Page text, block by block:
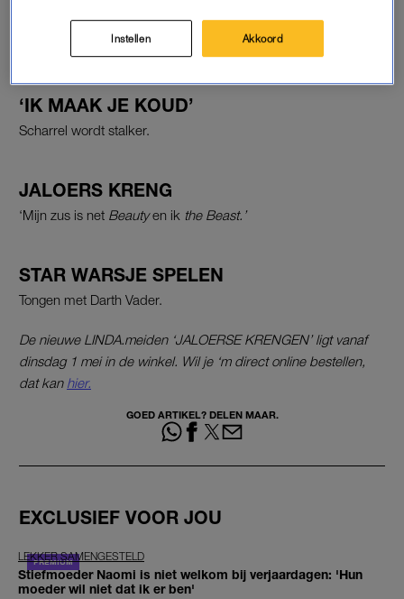
‘IK MAAK JE KOUD’
Scharrel wordt stalker.
JALOERS KRENG
‘Mijn zus is net Beautyen ik the Beast.’
STAR WARSJE SPELEN
Tongen met Darth Vader.
De nieuwe LINDA.meiden ‘JALOERSE KRENGEN’ ligt vanaf
dinsdag 1 mei in de winkel. Wil je ‘m direct online bestellen,
dat kan hier.
GOED ARTIKEL? DELEN MAAR.
EXCLUSIEF VOOR JOU
LEKKER SAMENGESTELD
Stiefmoeder Naomi is niet welkom bij verjaardagen: 'Hun
moeder wil niet dat ik er ben'
Instellen Akkoord